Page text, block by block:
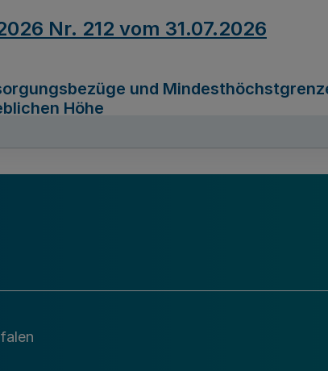
Nr. 212 vom 31.07.2026
und
Höhe
Durchführung des Förderprogramms